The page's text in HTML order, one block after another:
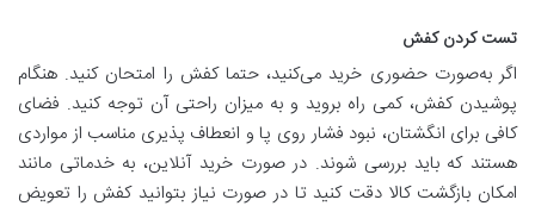
تست کردن کفش
اگر به‌صورت حضوری خرید می‌کنید، حتما کفش را امتحان کنید. هنگام
پوشیدن کفش، کمی راه بروید و به میزان راحتی آن توجه کنید. فضای
کافی برای انگشتان، نبود فشار روی پا و انعطاف ‌پذیری مناسب از مواردی
هستند که باید بررسی شوند. در صورت خرید آنلاین، به خدماتی مانند
امکان بازگشت کالا دقت کنید تا در صورت نیاز بتوانید کفش را تعویض